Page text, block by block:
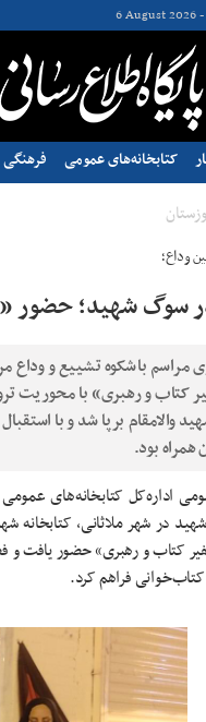
6 August 2026
کتابخانه‌های عمومی فرهنگی
وداع؛
سوگ شهید؛ حضور
مراسم باشکوه تشییع و وداع
کتاب و رهبری» با محوریت
والامقام برپا شد و با
همراه بود.
اداره‌کل کتابخانه‌های عمومی
در شهر ملاثانی، کتابخانه
کتاب و رهبری» حضور یافت و
فراهم کرد.